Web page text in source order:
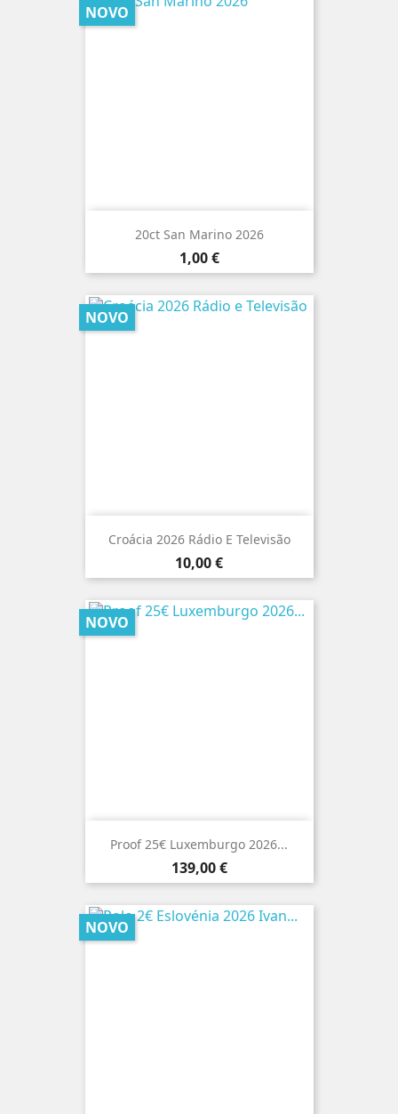
20ct San Marino 2026
Preço
1,00 €
NOVO
Croácia 2026 Rádio E Televisão
Preço
10,00 €
NOVO
Proof 25€ Luxemburgo 2026...
Preço
139,00 €
NOVO
NOVO